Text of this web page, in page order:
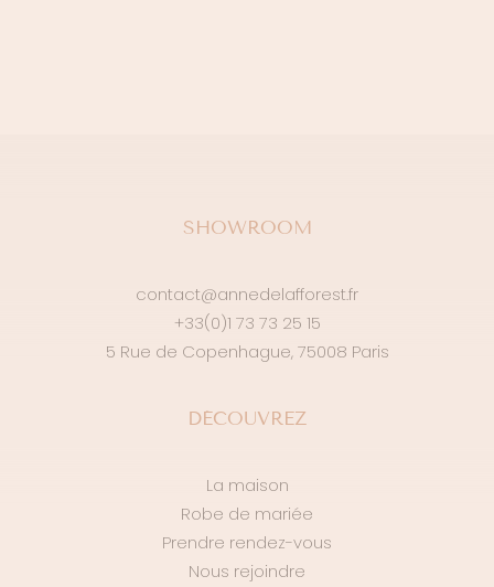
SHOWROOM
contact@annedelafforest.fr
+33(0)1 73 73 25 15
5 Rue de Copenhague, 75008 Paris
DÉCOUVREZ
La maison
Robe de mariée
Prendre rendez-vous
Nous rejoindre